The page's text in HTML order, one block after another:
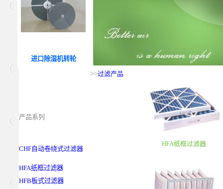
进口除湿机转轮
产品系列
CHF自动卷绕式过滤器
HFA纸框过滤器
HFB板式过滤器
>>过滤产品
HFA纸框过滤器